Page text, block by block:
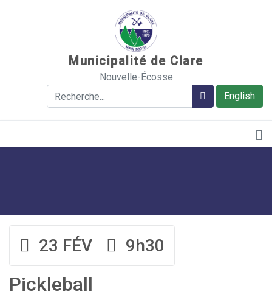
Municipalité de Clare
Nouvelle-Écosse
English
Rechercher Rechercher
23 FÉV 9h30
Pickleball